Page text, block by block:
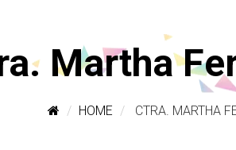
Martha
HOME CTRA. MARTHA